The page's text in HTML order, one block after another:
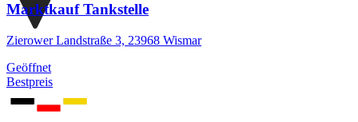
Marktkauf Tankstelle
Zierower Landstraße 3, 23968 Wismar
Geöffnet
Bestpreis